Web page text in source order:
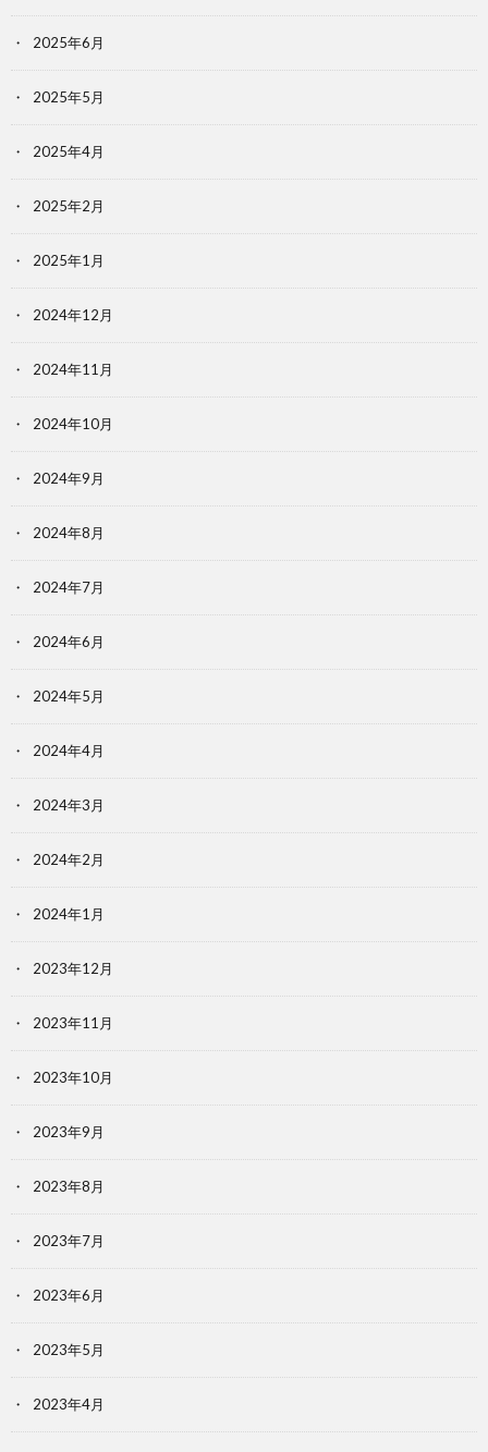
2025年6月
2025年5月
2025年4月
2025年2月
2025年1月
2024年12月
2024年11月
2024年10月
2024年9月
2024年8月
2024年7月
2024年6月
2024年5月
2024年4月
2024年3月
2024年2月
2024年1月
2023年12月
2023年11月
2023年10月
2023年9月
2023年8月
2023年7月
2023年6月
2023年5月
2023年4月